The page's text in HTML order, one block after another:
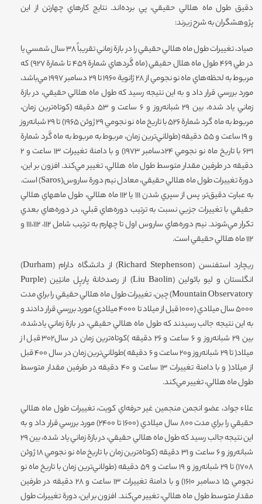
دقيق طول ماه هلالي حقيقي، پي برده‌اند. نتايج كارهاي چهارتن از اين
پژوهشگران به شرح زيرند:
صياد‌، تغييرات طول ماه هلالي حقيقي را در بازة زماني تقريباً 38 سال شمسي يا
در طي 469 طول ماه هلال حقيقي (ماه گَردهاي شمارة 459 تا شمارة 927) كه
مربوط به لحظه‌هاي ماه نو نجومي از 28 ژانوية 1960 تا 29 دسامبر 1997 مي‌باشد،
مورد بررسي قرار داد و به اين نتيجه رسيد كه طول ماه هلالي حقيقي، در بازة
زماني ياد شده‌، بين 29 شبانه‌روز و 6 ساعت و 53 دقيقه (كوتاه‌ترين زمان،
مربوط به ماه گرد شمارة 526 با تاريخ ماه نو نجومي 29 ژوئن 1965) تا 29 شبانه‌روز
و 19 ساعت و 55 دقيقه (طولاني‌ترين زمان، مربوط به مربوط به ماه گَرد شمارة
631 با تاريخ ماه نو نجومي 24دسامبر 1973) و با دامنة تغييرات 13 ساعت و 2
دقيقه در طرفين مقدار متوسط طول ماه هلالي‌، تغيير مي‌كند. افزون بر اين،
دورة تغييرات طول ماه هلالي حقيقي، معادل نيم دورة ساروس(Saros) است.
به عبارت دقيق‌تر، پس از سپري شدن 111 يا 112 ماه هلالي‌، طول ماههاي هلالي
حقيقي با تغييرات جزيي نسبت به ‌ترتيب دوره‌هاي قبلي، در دوره‌هاي بعدي
تكرار مي‌شوند. نيم دوره‌هاي ساروس اول تا چهارم به ‌ترتيب شامل 112، 111‌،112 و
112 ماه هلالي حقيقي است.
ريچارد استفنسن (Richard Stephenson) از دانشگاه دارام (Durham)
انگلستان و ليو بائولين (Liu Baolin) از رصدخانة پارپِل مانتِين (Purple
Mountain Observatory) چين، تغييرات طول ماه هلالي حقيقي را براي مدت
5000 سال ميلادي (1000 قبل از ميلاد تا 4000 ميلادي) مورد بررسي قرار دادند و
به اين نتيجه جالب رسيدند كه طول ماه هلالي حقيقي، در بازة زماني يادشده،
بين 29 شبانه‌روز و 6 ساعت و 26 دقيقه )كوتاه‌ترين زمان در سال302 قبل از
ميلاد( تا 29 شبانه‌روز و20 ساعت و 6 دقيقه )طولاني‌ترين زمان در سال 400 قبل
از ميلاد( و با دامنة تغييرات 13 ساعت و 40 دقيقه در طرفين مقدار متوسط
طول ماه هلالي، تغيير مي‌كند.
علاء جواد، عضو انجمن منجمين غير حرفه‌اي كويت، تغييرات طول ماه هلالي
حقيقي را براي مدت 800 سال ميلادي (1600 تا 2400) مورد بررسي قرار داد و به
اين نتيجه جالب رسيد كه طول ماه هلالي حقيقي، در بازة زماني ياد شده، بين 29
شبانه‌روز و 6 ساعت و 31 دقيقه (كوتاه‌ترين زمان با تاريخ ماه نو نجومي 18 ژوئن
1708) تا 29 شبانه‌روز و 19 ساعت و 59 دقيقه (طولاني‌ترين زمان با تاريخ ماه نو
نجومي 15 دسامبر 1610) و با دامنة تغييرات 13 ساعت و 28 دقيقه در طرفين
مقدار متوسط طول ماه هلالي، تغيير مي‌كند. افزون بر اين، دورة تغييرات طول